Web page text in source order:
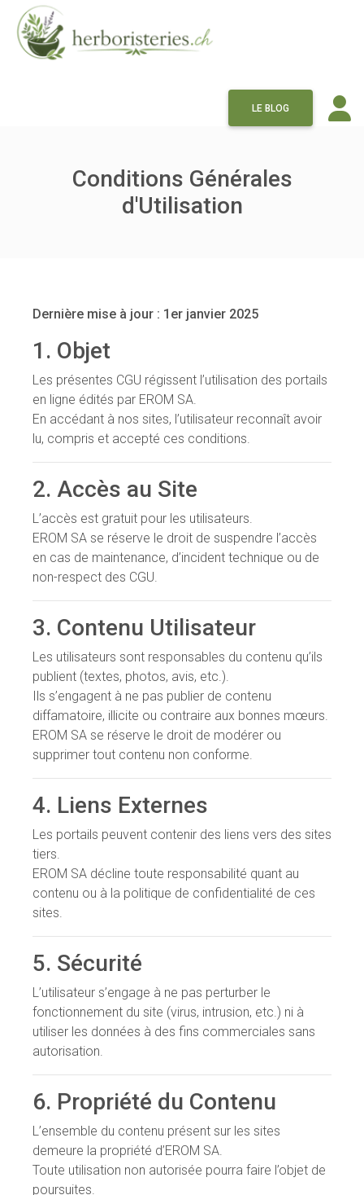
LE BLOG
Conditions Générales
d'Utilisation
Dernière mise à jour : 1er janvier 2025
1. Objet
Les présentes CGU régissent l’utilisation des portails
en ligne édités par EROM SA.
En accédant à nos sites, l’utilisateur reconnaît avoir
lu, compris et accepté ces conditions.
2. Accès au Site
L’accès est gratuit pour les utilisateurs.
EROM SA se réserve le droit de suspendre l’accès
en cas de maintenance, d’incident technique ou de
non-respect des CGU.
3. Contenu Utilisateur
Les utilisateurs sont responsables du contenu qu’ils
publient (textes, photos, avis, etc.).
Ils s’engagent à ne pas publier de contenu
diffamatoire, illicite ou contraire aux bonnes mœurs.
EROM SA se réserve le droit de modérer ou
supprimer tout contenu non conforme.
4. Liens Externes
Les portails peuvent contenir des liens vers des sites
tiers.
EROM SA décline toute responsabilité quant au
contenu ou à la politique de confidentialité de ces
sites.
5. Sécurité
L’utilisateur s’engage à ne pas perturber le
fonctionnement du site (virus, intrusion, etc.) ni à
utiliser les données à des fins commerciales sans
autorisation.
6. Propriété du Contenu
L’ensemble du contenu présent sur les sites
demeure la propriété d’EROM SA.
Toute utilisation non autorisée pourra faire l’objet de
poursuites.